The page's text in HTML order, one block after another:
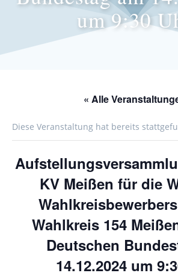
um 9:30
« Alle
Diese Veranstaltung hat bereits
KV Meißen für die
Wahlkreis 154
Deutschen
14.12.2024 um